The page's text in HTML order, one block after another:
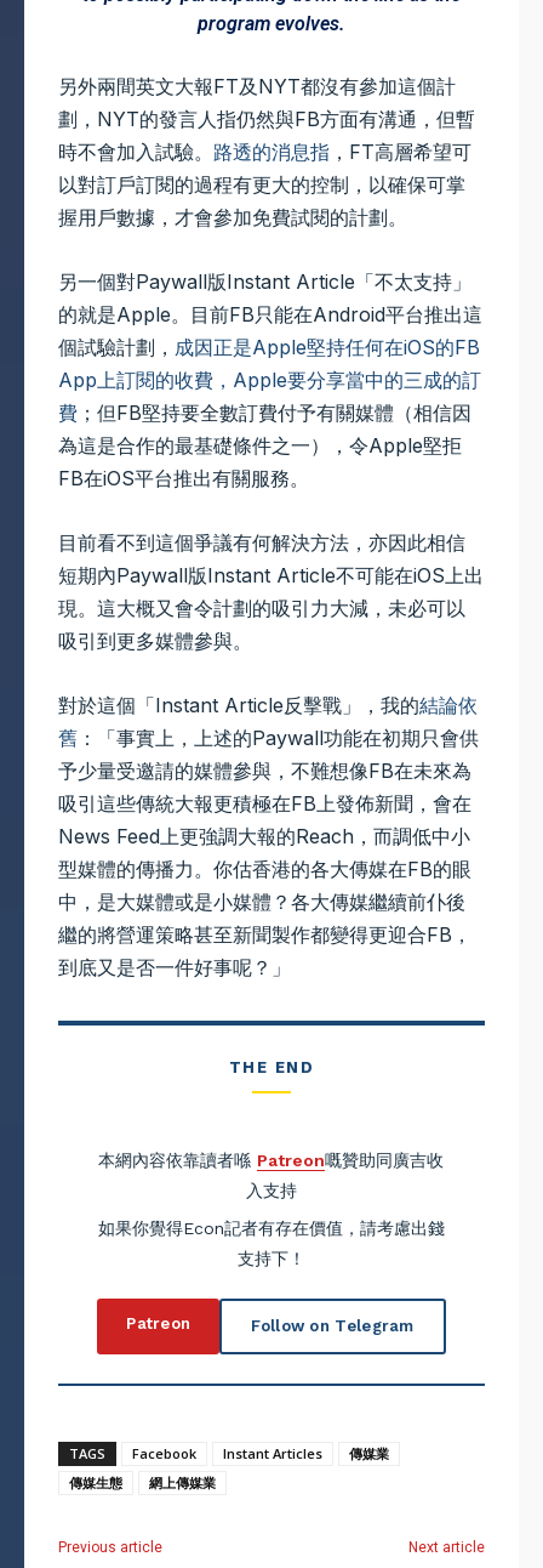
program evolves.
另外兩間英文大報FT及NYT都沒有參加這個計
劃，NYT的發言人指仍然與FB方面有溝通，但暫
時不會加入試驗。 路透的消息指 ，FT高層希望可
以對訂戶訂閱的過程有更大的控制，以確保可掌
握用戶數據，才會參加免費試閱的計劃。
另一個對Paywall版Instant Article「不太支持」
的就是Apple。目前FB只能在Android平台推出這
個試驗計劃， 成因正是Apple堅持任何在iOS的FB
App上訂閱的收費，Apple要分享當中的三成的訂
費 ；但FB堅持要全數訂費付予有關媒體（相信因
為這是合作的最基礎條件之一），令Apple堅拒
FB在iOS平台推出有關服務。
目前看不到這個爭議有何解決方法，亦因此相信
短期內Paywall版Instant Article不可能在iOS上出
現。這大概又會令計劃的吸引力大減，未必可以
吸引到更多媒體參與。
對於這個「Instant Article反擊戰」，我的結論依
舊 ：「事實上，上述的Paywall功能在初期只會供
予少量受邀請的媒體參與，不難想像FB在未來為
吸引這些傳統大報更積極在FB上發佈新聞，會在
News Feed上更強調大報的Reach，而調低中小
型媒體的傳播力。你估香港的各大傳媒在FB的眼
中，是大媒體或是小媒體？各大傳媒繼續前仆後
繼的將營運策略甚至新聞製作都變得更迎合FB，
到底又是否一件好事呢？」
THE END
本網內容依靠讀者喺 Patreon嘅贊助同廣吉收
入支持
如果你覺得Econ記者有存在價值，請考慮出錢
支持下！
Patreon Follow on Telegram
TAGS Facebook Instant Articles
傳媒業
傳媒生態
網上傳媒業
Previous article Next article